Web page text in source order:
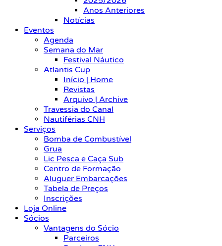
Anos Anteriores
Notícias
Eventos
Agenda
Semana do Mar
Festival Náutico
Atlantis Cup
Início | Home
Revistas
Arquivo | Archive
Travessia do Canal
Nautiférias CNH
Serviços
Bomba de Combustível
Grua
Lic Pesca e Caça Sub
Centro de Formação
Aluguer Embarcações
Tabela de Preços
Inscrições
Loja Online
Sócios
Vantagens do Sócio
Parceiros